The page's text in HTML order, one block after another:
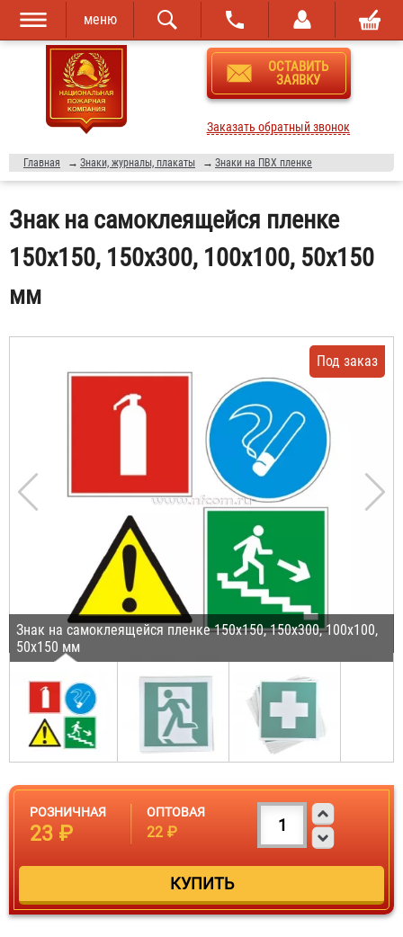
Перейти к
основному
содержанию
Skip to
navigation
меню
ОСТАВИТЬ
ЗАЯВКУ
Заказать обратный звонок
Главная → Знаки, журналы, плакаты → Знаки на ПВХ пленке
Знак на самоклеящейся пленке
150х150, 150х300, 100х100, 50х150
мм
Знак на самоклеящейся пленке 150х150, 150х300, 100х100,
50х150 мм
Под заказ
РОЗНИЧНАЯ
23 ₽
ОПТОВАЯ
22 ₽